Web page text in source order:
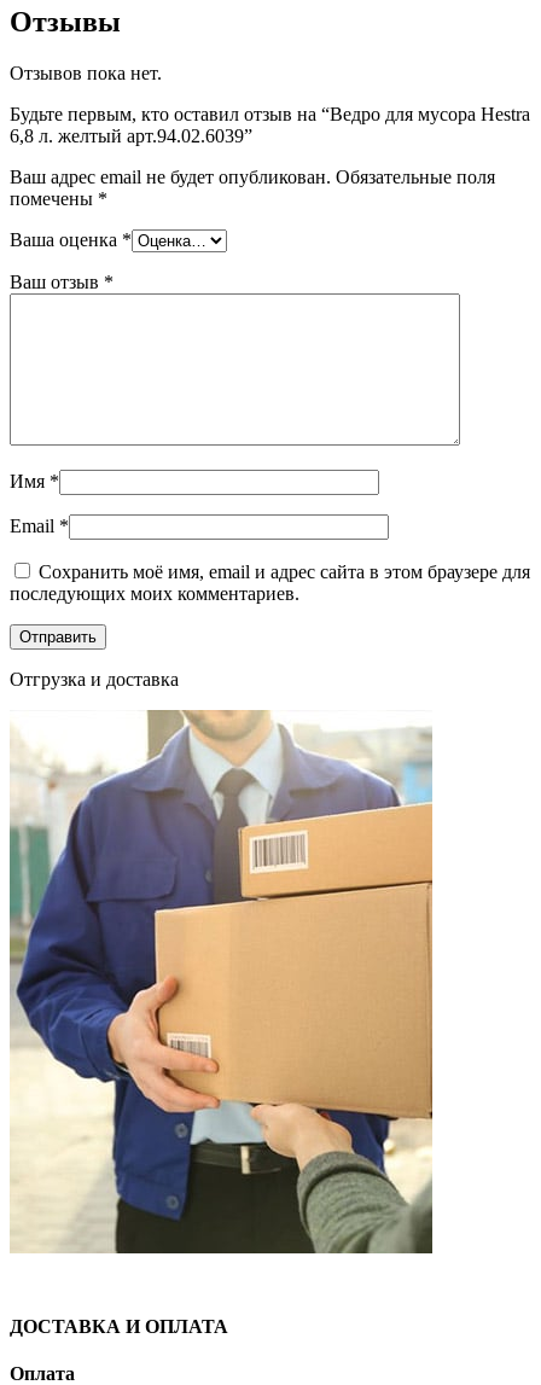
Отзывы
Отзывов пока нет.
Будьте первым, кто оставил отзыв на “Ведро для мусора Hestra
6,8 л. желтый арт.94.02.6039”
Ваш адрес email не будет опубликован. Обязательные поля
помечены *
Ваша оценка *
Ваш отзыв *
Имя *
Email *
Сохранить моё имя, email и адрес сайта в этом браузере для
последующих моих комментариев.
Отгрузка и доставка
ДОСТАВКА И ОПЛАТА
Оплата